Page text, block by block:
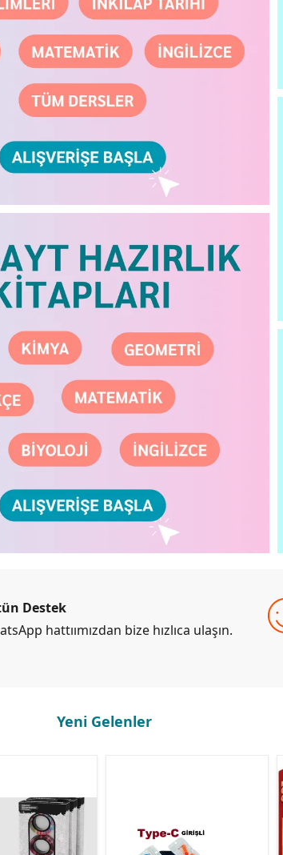
Destek
hattıımızdan bize hızlıca ulaşın.
Yeni Gelenler